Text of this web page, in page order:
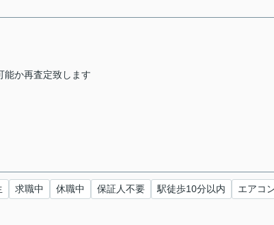
能か再査定致します
求職中 休職中 保証人不要 駅徒歩10分以内
エアコ